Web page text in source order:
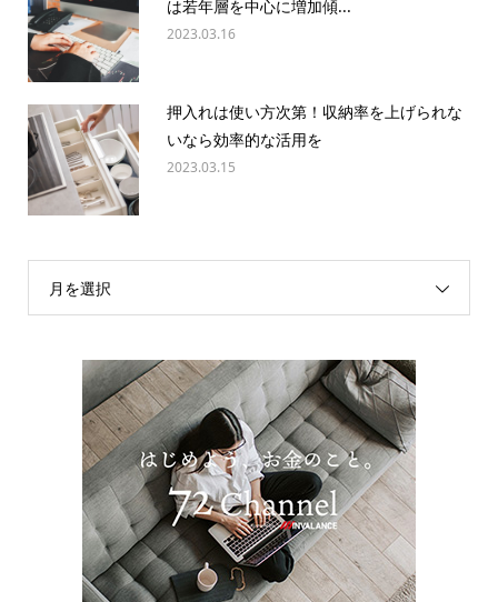
は若年層を中心に増加傾...
2023.03.16
押入れは使い方次第！収納率を上げられな
いなら効率的な活用を
2023.03.15
月を選択